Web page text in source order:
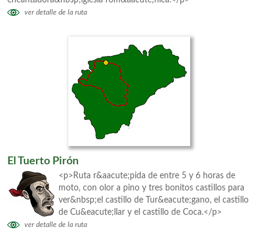
ver detalle de la ruta
El Tuerto Pirón
<p>Ruta r&aacute;pida de entre 5 y 6 horas de
moto, con olor a pino y tres bonitos castillos para
ver&nbsp;el castillo de Tur&eacute;gano, el castillo
de Cu&eacute;llar y el castillo de Coca.</p>
ver detalle de la ruta